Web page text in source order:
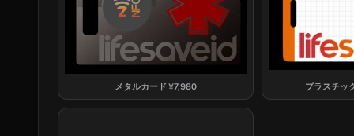
メタルカード ¥7,980 プラスチッ